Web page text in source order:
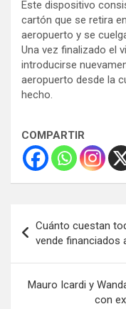
Este dispositivo
cartón que se retira
aeropuerto y se
Una vez finalizado el
introducirse
aeropuerto desde la
hecho.
COMPARTIR
de
entradas
Cuánto cuestan
vende financiados
Mauro Icardi y
con